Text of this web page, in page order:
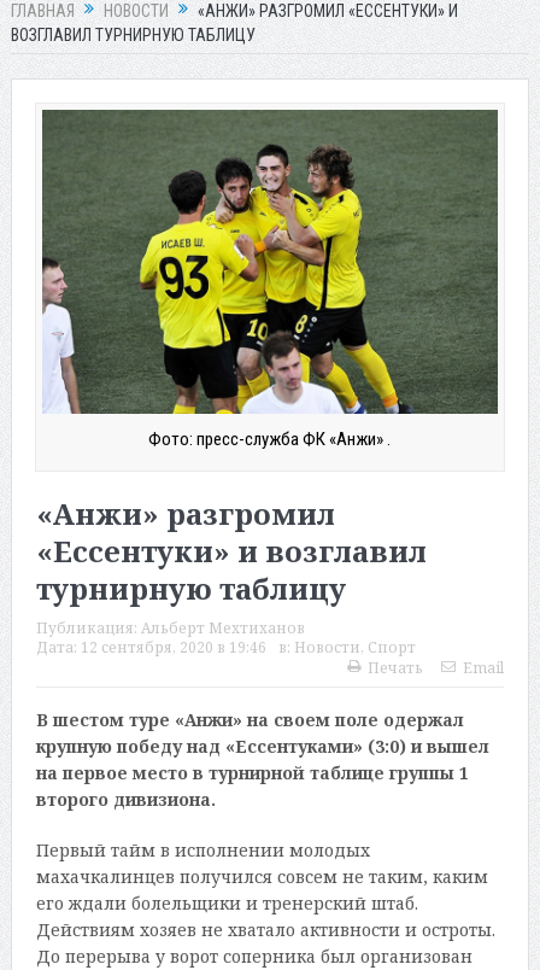
ГЛАВНАЯ НОВОСТИ
«АНЖИ» РАЗГРОМИЛ «ЕССЕНТУКИ» И
ВОЗГЛАВИЛ ТУРНИРНУЮ ТАБЛИЦУ
Фото: пресс-служба ФК «Анжи» .
«Анжи» разгромил
«Ессентуки» и возглавил
турнирную таблицу
Публикация: Альберт Мехтиханов
Дата: 12 сентября, 2020 в 19:46 в: Новости, Спорт
Печать
Email
В шестом туре «Анжи» на своем поле одержал
крупную победу над «Ессентуками» (3:0) и вышел
на первое место в турнирной таблице группы 1
второго дивизиона.
Первый тайм в исполнении молодых
махачкалинцев получился совсем не таким, каким
его ждали болельщики и тренерский штаб.
Действиям хозяев не хватало активности и остроты.
До перерыва у ворот соперника был организован